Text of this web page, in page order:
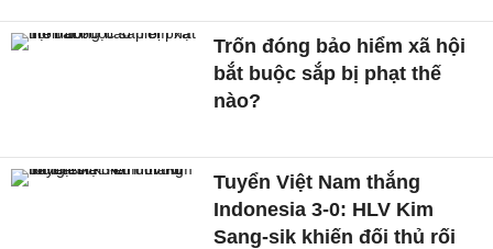
Trốn đóng bảo hiểm xã hội
bắt buộc sắp bị phạt thế
nào?
Tuyển Việt Nam thắng
Indonesia 3-0: HLV Kim
Sang-sik khiến đối thủ rối